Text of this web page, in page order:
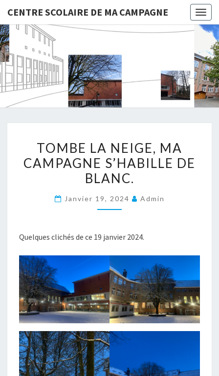
CENTRE SCOLAIRE DE MA CAMPAGNE
CENTRE
DE MA
LA
NEIGE,
MA
S’HABILLE
TOMBE LA NEIGE, MA
CAMPAGNE S’HABILLE DE
BLANC.
Janvier 19, 2024 Admin
Quelques clichés de ce 19 janvier 2024.